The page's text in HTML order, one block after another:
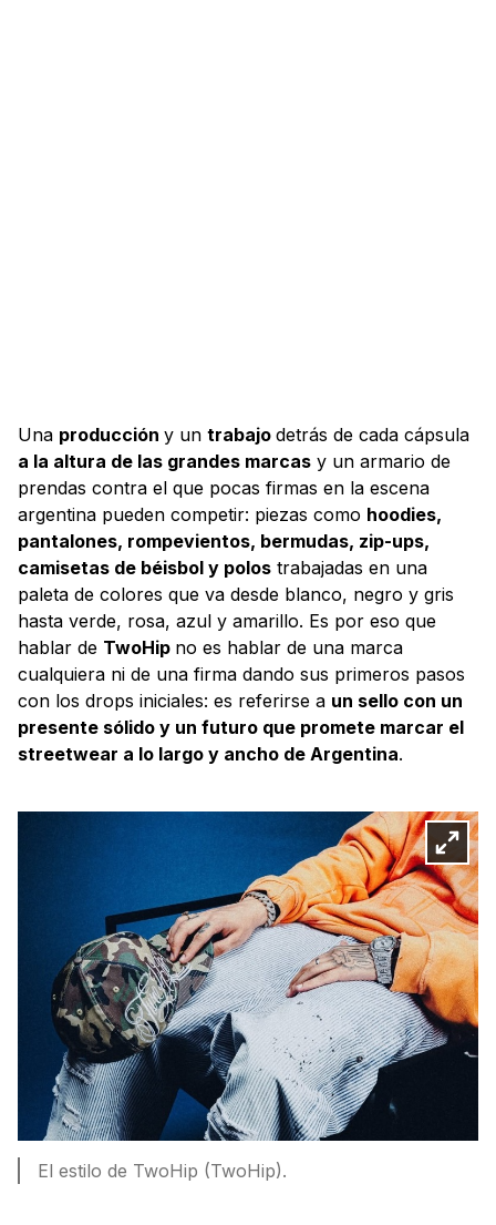
Una producción y un trabajo detrás de cada cápsula
a la altura de las grandes marcas y un armario de
prendas contra el que pocas firmas en la escena
argentina pueden competir: piezas como hoodies,
pantalones, rompevientos, bermudas, zip-ups,
camisetas de béisbol y polos trabajadas en una
paleta de colores que va desde blanco, negro y gris
hasta verde, rosa, azul y amarillo. Es por eso que
hablar de TwoHip no es hablar de una marca
cualquiera ni de una firma dando sus primeros pasos
con los drops iniciales: es referirse a un sello con un
presente sólido y un futuro que promete marcar el
streetwear a lo largo y ancho de Argentina.
El estilo de TwoHip (TwoHip).